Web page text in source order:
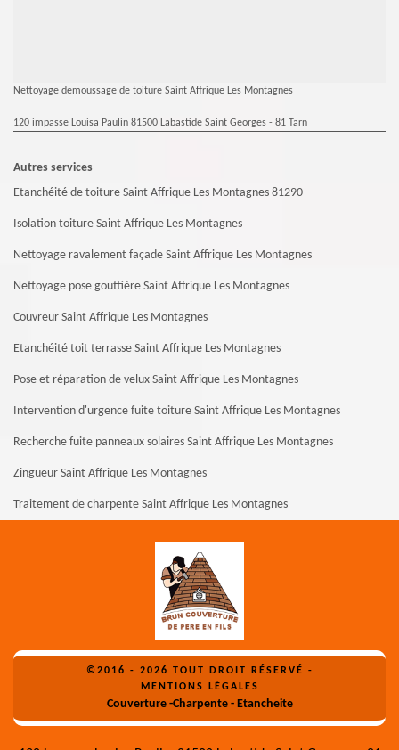
Nettoyage demoussage de toiture Saint Affrique Les Montagnes
120 impasse Louisa Paulin 81500 Labastide Saint Georges - 81 Tarn
Autres services
Etanchéité de toiture Saint Affrique Les Montagnes 81290
Isolation toiture Saint Affrique Les Montagnes
Nettoyage ravalement façade Saint Affrique Les Montagnes
Nettoyage pose gouttière Saint Affrique Les Montagnes
Couvreur Saint Affrique Les Montagnes
Etanchéité toit terrasse Saint Affrique Les Montagnes
Pose et réparation de velux Saint Affrique Les Montagnes
Intervention d'urgence fuite toiture Saint Affrique Les Montagnes
Recherche fuite panneaux solaires Saint Affrique Les Montagnes
Zingueur Saint Affrique Les Montagnes
Traitement de charpente Saint Affrique Les Montagnes
©2016 - 2026 TOUT DROIT RÉSERVÉ -
MENTIONS LÉGALES
Couverture -Charpente - Etancheite